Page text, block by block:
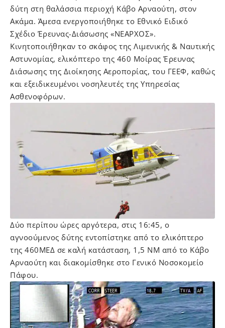
δύτη στη θαλάσσια περιοχή Κάβο Αρναούτη, στον
Ακάμα. Άμεσα ενεργοποιήθηκε το Εθνικό Ειδικό
Σχέδιο Έρευνας-Διάσωσης «ΝΕΑΡΧΟΣ».
Κινητοποιήθηκαν το σκάφος της Λιμενικής & Ναυτικής
Αστυνομίας, ελικόπτερο της 460 Μοίρας Έρευνας
Διάσωσης της Διοίκησης Αεροπορίας, του ΓΕΕΦ, καθώς
και εξειδικευμένοι νοσηλευτές της Υπηρεσίας
Ασθενοφόρων.
Δύο περίπου ώρες αργότερα, στις 16:45, ο
αγνοούμενος δύτης εντοπίστηκε από το ελικόπτερο
της 460ΜΕΔ σε καλή κατάσταση, 1,5 ΝΜ από το Κάβο
Αρναούτη και διακομίσθηκε στο Γενικό Νοσοκομείο
Πάφου.